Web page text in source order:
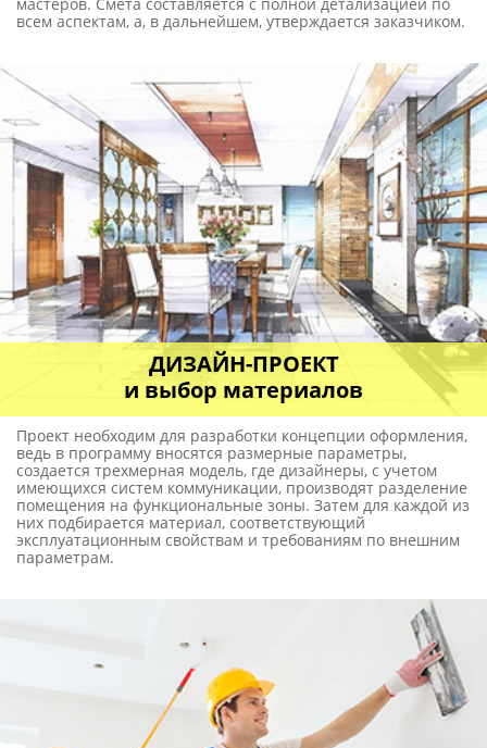
Проект необходим для разработки концепции оформления,
ведь в программу вносятся размерные параметры,
имеющихся систем коммуникации, производят разделение
помещения на функциональные зоны. Затем для каждой из
них подбирается материал, соответствующий
эксплуатационным свойствам и требованиям по внешним
параметрам.
РЕМОНТ в новостройке и
СДАЧА объекта
Ремонт осуществляется по намеченному плану и в строго
отведенные сроки. Порядок проведения работ и даты
также как и вопросы оплаты. Мы предлагаем рассрочку
предоставления возможности получить услугу «под ключ».
ЗАКАЖИТЕ РАСЧЕТ
сметы у наших специлистов БЕСПЛАТНО